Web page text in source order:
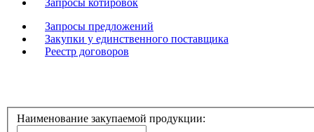
Запросы котировок
Запросы предложений
Закупки у единственного поставщика
Реестр договоров
Наименование закупаемой продукции: